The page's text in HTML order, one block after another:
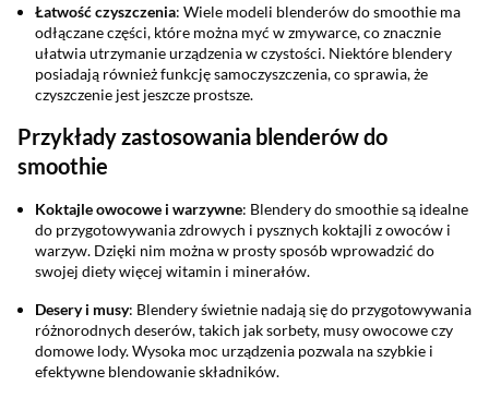
Łatwość czyszczenia: Wiele modeli blenderów do smoothie ma
odłączane części, które można myć w zmywarce, co znacznie
ułatwia utrzymanie urządzenia w czystości. Niektóre blendery
posiadają również funkcję samoczyszczenia, co sprawia, że
czyszczenie jest jeszcze prostsze.
Przykłady zastosowania blenderów do
smoothie
Koktajle owocowe i warzywne: Blendery do smoothie są idealne
do przygotowywania zdrowych i pysznych koktajli z owoców i
warzyw. Dzięki nim można w prosty sposób wprowadzić do
swojej diety więcej witamin i minerałów.
Desery i musy: Blendery świetnie nadają się do przygotowywania
różnorodnych deserów, takich jak sorbety, musy owocowe czy
domowe lody. Wysoka moc urządzenia pozwala na szybkie i
efektywne blendowanie składników.